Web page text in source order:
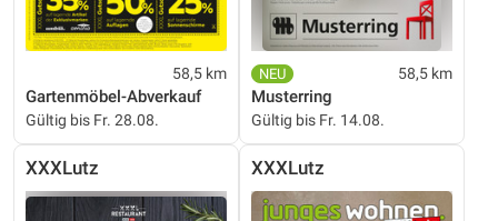
58,5 km
Gartenmöbel-Abverkauf
Gültig bis Fr. 28.08.
58,5 km
Musterring
Gültig bis Fr. 14.08.
XXXLutz XXXLutz